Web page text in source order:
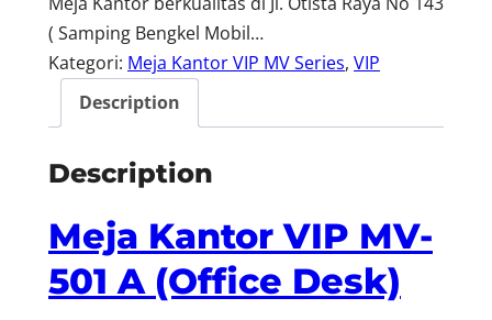
( Samping Bengkel Mobil…
Kategori: Meja Kantor VIP MV Series, VIP
Description
Description
Meja Kantor VIP MV-
501 A (Office Desk)